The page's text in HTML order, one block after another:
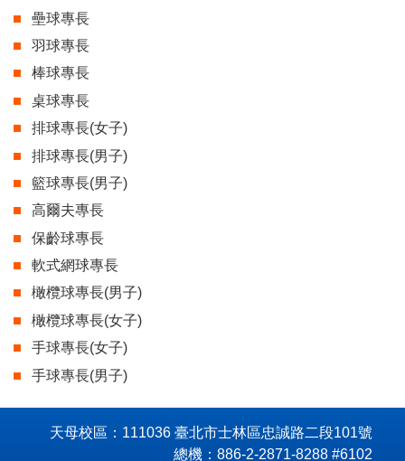
壘球專長
羽球專長
棒球專長
桌球專長
排球專長(女子)
排球專長(男子)
籃球專長(男子)
高爾夫專長
保齡球專長
軟式網球專長
橄欖球專長(男子)
橄欖球專長(女子)
手球專長(女子)
手球專長(男子)
天母校區：111036 臺北市士林區忠誠路二段101號
總機：886-2-2871-8288 #6102